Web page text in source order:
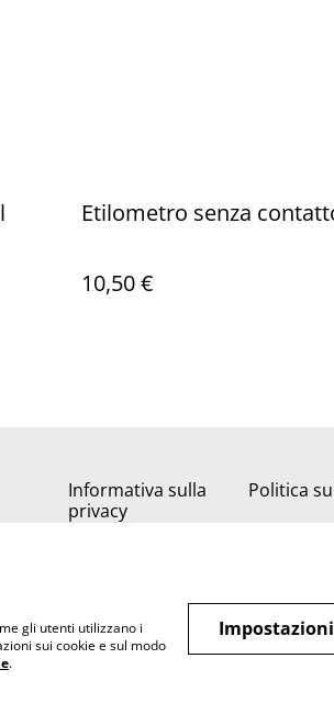
Etilometro senza
10,50 €
Informativa sulla
privacy
Politica
gli utenti utilizzano i
sui cookie e sul modo
.